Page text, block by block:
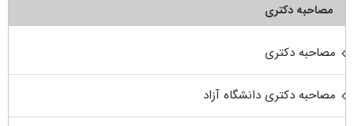
مصاحبه دکتری
مصاحبه دکتری
مصاحبه دکتری دانشگاه آزاد